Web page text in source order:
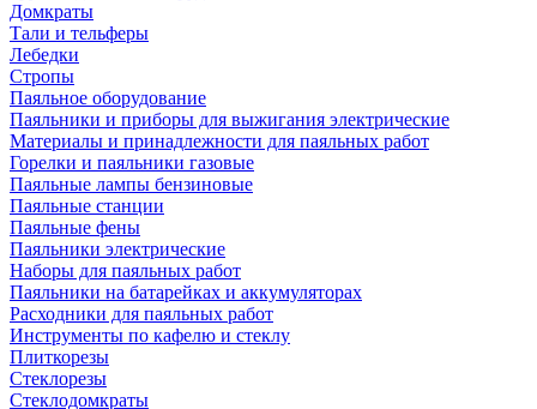
Домкраты
Тали и тельферы
Лебедки
Стропы
Паяльное оборудование
Паяльники и приборы для выжигания электрические
Материалы и принадлежности для паяльных работ
Горелки и паяльники газовые
Паяльные лампы бензиновые
Паяльные станции
Паяльные фены
Паяльники электрические
Наборы для паяльных работ
Паяльники на батарейках и аккумуляторах
Расходники для паяльных работ
Инструменты по кафелю и стеклу
Плиткорезы
Стеклорезы
Стеклодомкраты